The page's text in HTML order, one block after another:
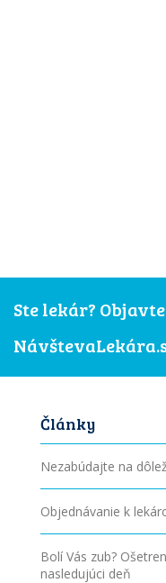
Ste lekár?
Články
Nezabúdajte na
Objednávanie k
Bolí Vás zub?
nasledujúci deň